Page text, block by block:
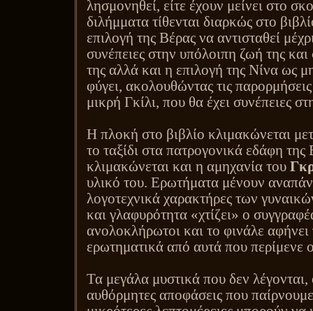
λησμονηθεί, είτε έχουν μείνει στο
διλήμματα τίθενται διαρκώς στο
επιλογή της Βέρας να αντισταθεί
συνέπειες στην υπόλοιπη ζωή της
της αλλά και η επιλογή της Νίνα ως
φύγει, ακολουθώντας τις
μικρή Γκίλι, που θα έχει συνέπειες
Η πλοκή στο βιβλίο κλιμακώνεται
το ταξίδι στα πατρογονικά εδάφη
κλιμακώνεται και η αμηχανία του
υλικό του. Ερωτήματα μένουν
λογοτεχνικά χαρακτήρες των
και γλαφυρότητα «χτίζει» ο
ανολοκλήρωτοι και το φινάλε αφήνει
ερωτηματικά από αυτά που περίμενε
Τα μεγάλα μυστικά που δεν λέγονται,
αυθόρμητες αποφάσεις που